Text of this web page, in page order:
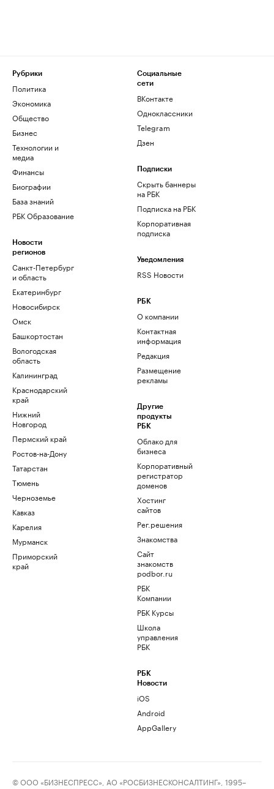
Рубрики
Политика
Экономика
Общество
Бизнес
Технологии и
медиа
Финансы
Биографии
База знаний
РБК Образование
Новости
регионов
Санкт-Петербург
и область
Екатеринбург
Новосибирск
Омск
Башкортостан
Вологодская
область
Калининград
Краснодарский
край
Нижний
Новгород
Пермский край
Ростов-на-Дону
Татарстан
Тюмень
Черноземье
Кавказ
Карелия
Мурманск
Приморский
край
Социальные
сети
ВКонтакте
Одноклассники
Telegram
Дзен
Подписки
Скрыть баннеры
на РБК
Подписка на РБК
Корпоративная
подписка
Уведомления
RSS Новости
РБК
О компании
Контактная
информация
Редакция
Размещение
рекламы
Другие
продукты
РБК
Облако для
бизнеса
Корпоративный
регистратор
доменов
Хостинг
сайтов
Рег.решения
Знакомства
Сайт
знакомств
podbor.ru
РБК
Компании
РБК Курсы
Школа
управления
РБК
РБК
Новости
iOS
Android
AppGallery
© ООО «БИЗНЕСПРЕСС», АО «РОСБИЗНЕСКОНСАЛТИНГ», 1995–